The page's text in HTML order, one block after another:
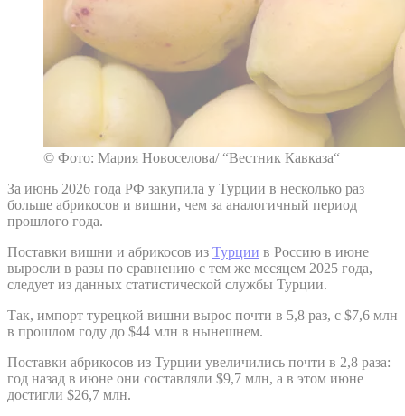
© Фото: Мария Новоселова/ “Вестник Кавказа“
За июнь 2026 года РФ закупила у Турции в несколько раз
больше абрикосов и вишни, чем за аналогичный период
прошлого года.
Поставки вишни и абрикосов из Турции в Россию в июне
выросли в разы по сравнению с тем же месяцем 2025 года,
следует из данных статистической службы Турции.
Так, импорт турецкой вишни вырос почти в 5,8 раз, с $7,6 млн
в прошлом году до $44 млн в нынешнем.
Поставки абрикосов из Турции увеличились почти в 2,8 раза:
год назад в июне они составляли $9,7 млн, а в этом июне
достигли $26,7 млн.